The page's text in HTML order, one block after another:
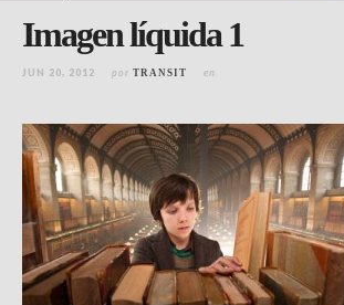
Imagen líquida 1
JUN 20, 2012 por TRANSIT en